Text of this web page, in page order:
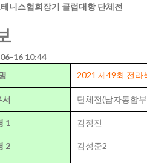
니스협회장기 클럽대항 단체전
16 10:44
2021 제49회 전라
서 단체전(남자통합
1 김정진
2 김성준2